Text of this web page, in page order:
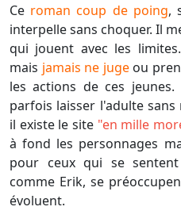
Ce roman coup de poing,
interpelle sans choquer. Il
qui jouent avec les limites.
mais jamais ne jugeou
les actions de ces
parfois laisser l'adulte
il existe le site "en mille
à fond les personnages
pour ceux qui se
comme Erik, se
évoluent.